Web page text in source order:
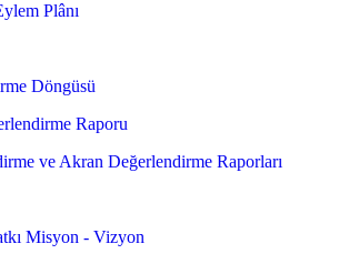
Plânı
Döngüsü
Raporu
ve Akran Değerlendirme Raporları
Misyon - Vizyon